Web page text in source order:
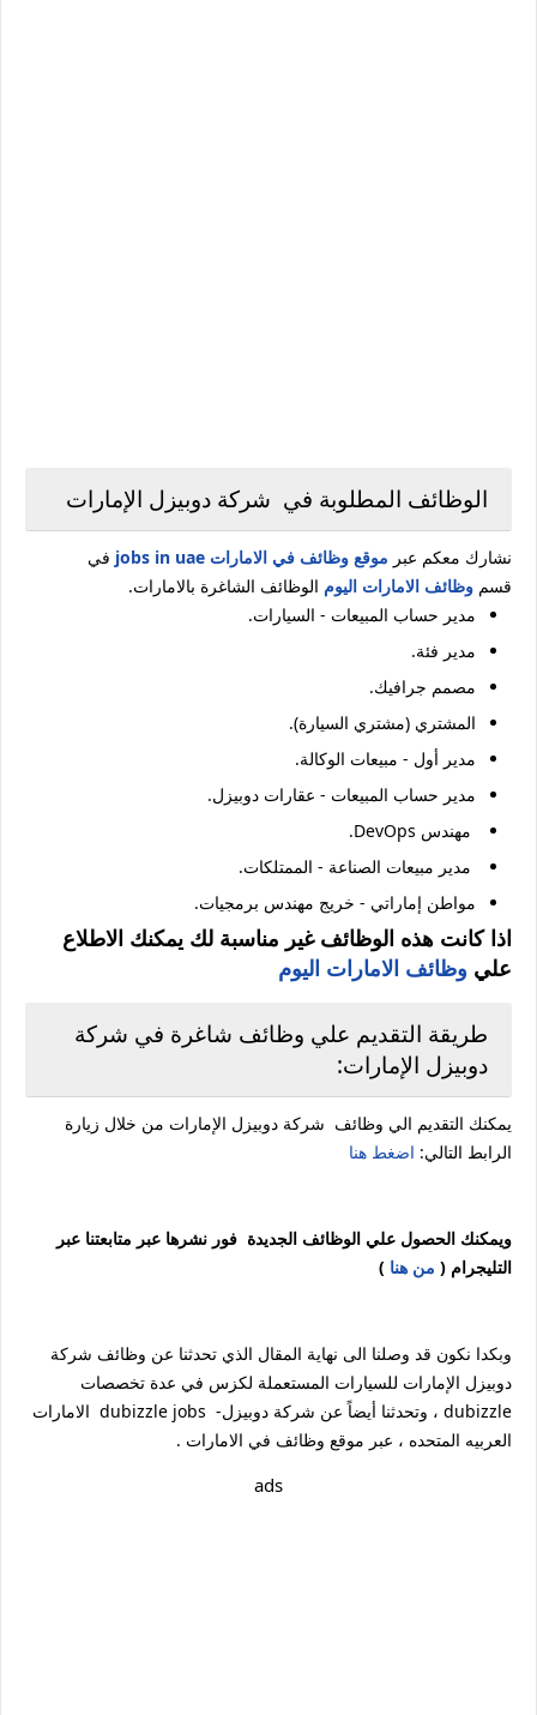
الوظائف المطلوبة في شركة دوبيزل الإمارات
نشارك معكم عبر موقع وظائف في الامارات jobs in uae
في
قسم وظائف الامارات اليوم الوظائف الشاغرة بالامارات.
مدير حساب المبيعات - السيارات.
مدير فئة.
مصمم جرافيك.
المشتري (مشتري السيارة).
مدير أول - مبيعات الوكالة.
مدير حساب المبيعات - عقارات دوبيزل.
مهندس DevOps.
مدير مبيعات الصناعة - الممتلكات.
مواطن إماراتي - خريج مهندس برمجيات.
اذا كانت هذه الوظائف غير مناسبة لك يمكنك الاطلاع
علي وظائف الامارات اليوم
طريقة التقديم علي وظائف شاغرة في شركة
دوبيزل الإمارات:
يمكنك التقديم الي وظائف شركة دوبيزل الإمارات من خلال زيارة
الرابط التالي: اضغط هنا
ويمكنك الحصول علي الوظائف الجديدة فور نشرها عبر متابعتنا عبر
التليجرام ( من هنا )
وبكدا نكون قد وصلنا الى نهاية المقال الذي تحدثنا عن وظائف شركة
دوبيزل الإمارات للسيارات المستعملة لكزس في عدة تخصصات
dubizzle ، وتحدثنا أيضاً عن شركة دوبيزل- dubizzle jobs الامارات
العربيه المتحده ، عبر موقع وظائف في الامارات .
ads